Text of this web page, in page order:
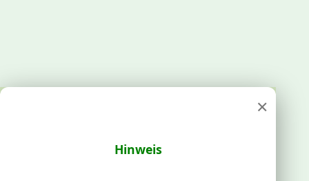
×
Hinweis